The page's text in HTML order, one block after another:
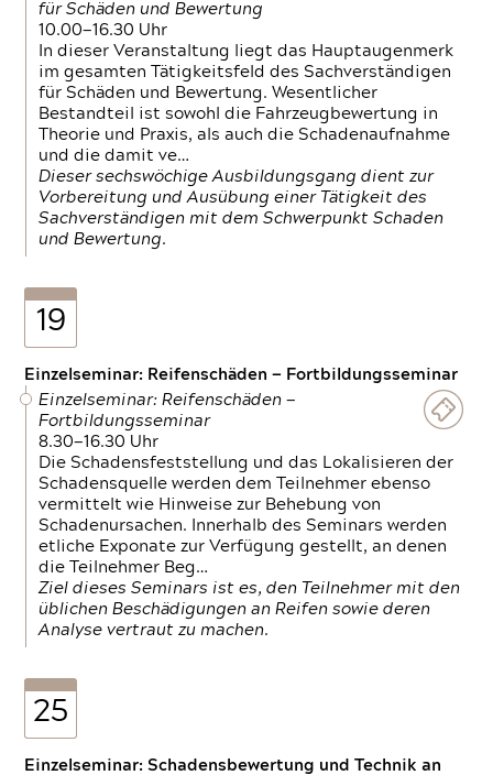
für Schäden und Bewertung
10.00—16.30 Uhr
In dieser Veranstaltung liegt das Hauptaugenmerk
im gesamten Tätigkeitsfeld des Sachverständigen
für Schäden und Bewertung. Wesentlicher
Bestandteil ist sowohl die Fahrzeugbewertung in
Theorie und Praxis, als auch die Schadenaufnahme
und die damit ve…
Dieser sechswöchige Ausbildungsgang dient zur
Vorbereitung und Ausübung einer Tätigkeit des
Sachverständigen mit dem Schwerpunkt Schaden
und Bewertung.
19
Einzelseminar: Reifenschäden — Fortbildungsseminar
Einzelseminar: Reifenschäden —
Fortbildungsseminar
8.30—16.30 Uhr
Die Schadensfeststellung und das Lokalisieren der
Schadensquelle werden dem Teilnehmer ebenso
vermittelt wie Hinweise zur Behebung von
Schadenursachen. Innerhalb des Seminars werden
etliche Exponate zur Verfügung gestellt, an denen
die Teilnehmer Beg…
Ziel dieses Seminars ist es, den Teilnehmer mit den
üblichen Beschädigungen an Reifen sowie deren
Analyse vertraut zu machen.
25
Einzelseminar: Schadensbewertung und Technik an